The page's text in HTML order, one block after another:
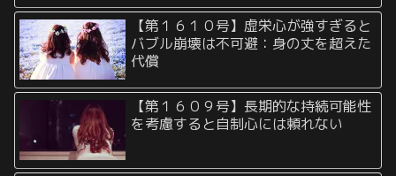
【第１６１０号】虚栄心が強すぎると
バブル崩壊は不可避：身の丈を超えた
代償
【第１６０９号】長期的な持続可能性
を考慮すると自制心には頼れない